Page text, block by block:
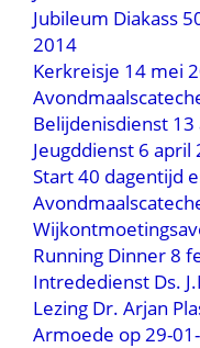
Jubileum Diakass
2014
Kerkreisje 14 mei
Belijdenisdienst
Jeugddienst 6 april
Start 40 dagentijd
Running Dinner 8
Intrededienst Ds.
Lezing Dr. Arjan
Armoede op 29-